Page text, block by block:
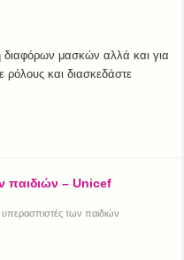
διαφόρων μασκών αλλά και για
ρόλους και διασκεδάστε
παιδιών – Unicef
των παιδιών